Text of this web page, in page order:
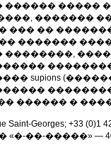
������ �����
�������
��� ��
�������
��������,
����������
supions
���������
������ �
Georges; +33 (0)1
��-�����» — 40